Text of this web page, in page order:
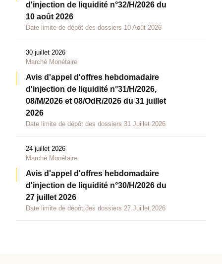
d'injection de liquidité n°32/H/2026 du
10 août 2026
Date limite de dépôt des dossiers 10 Août 2026
30 juillet 2026
Marché Monétaire
Avis d'appel d'offres hebdomadaire
d'injection de liquidité n°31/H/2026,
08/M/2026 et 08/OdR/2026 du 31 juillet
2026
Date limite de dépôt des dossiers 31 Juillet 2026
24 juillet 2026
Marché Monétaire
Avis d'appel d'offres hebdomadaire
d'injection de liquidité n°30/H/2026 du
27 juillet 2026
Date limite de dépôt des dossiers 27 Juillet 2026